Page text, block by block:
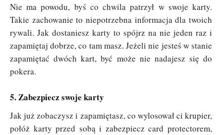
Nie ma powodu, byś co chwila patrzył w swoje karty.
Takie zachowanie to niepotrzebna informacja dla twoich
rywali. Jak dostaniesz karty to spójrz na nie jeden raz i
zapamiętaj dobrze, co tam masz. Jeżeli nie jesteś w stanie
zapamiętać dwóch kart, być może nie nadajesz się do
pokera.
5. Zabezpiecz swoje karty
Jak już zobaczysz i zapamiętasz, co wylosował ci krupier,
połóż karty przed sobą i zabezpiecz card protectorem,